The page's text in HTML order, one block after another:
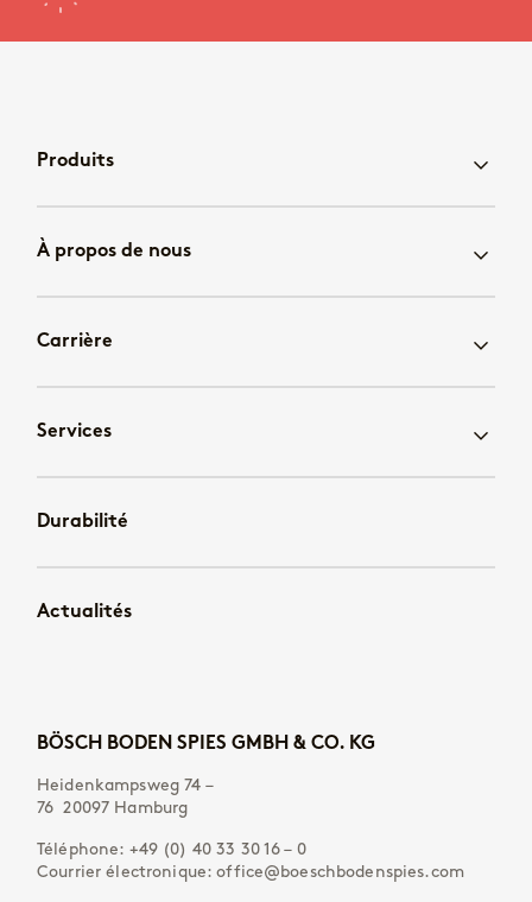
Produits
À propos de nous
Carrière
Services
Durabilité
Actualités
BÖSCH BODEN SPIES GMBH & CO. KG
Heidenkampsweg 74 –
76 20097 Hamburg
Téléphone: +49 (0) 40 33 30 16 – 0
Courrier électronique:office@boeschbodenspies.com